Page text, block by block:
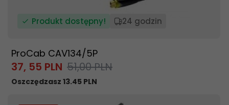
Produkt dostępny! 24 godzin
ProCab CAV134/5P
37, 55 PLN 51,00 PLN
Oszczędzasz 13.45 PLN